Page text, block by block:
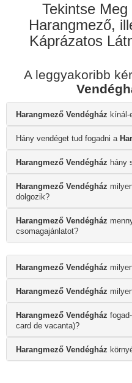
Tekintse
Harangmező,
Káprázatos
A leggyakoribb
Harangmező Vendégház kínál-
Hány vendéget tud fogadni a
Harangmező Vendégház hány
Harangmező Vendégház
dolgozik?
Harangmező Vendégház
csomagajánlatot?
Harangmező Vendégház
Harangmező Vendégház
Harangmező Vendégház
card de vacanta)?
Harangmező Vendégház